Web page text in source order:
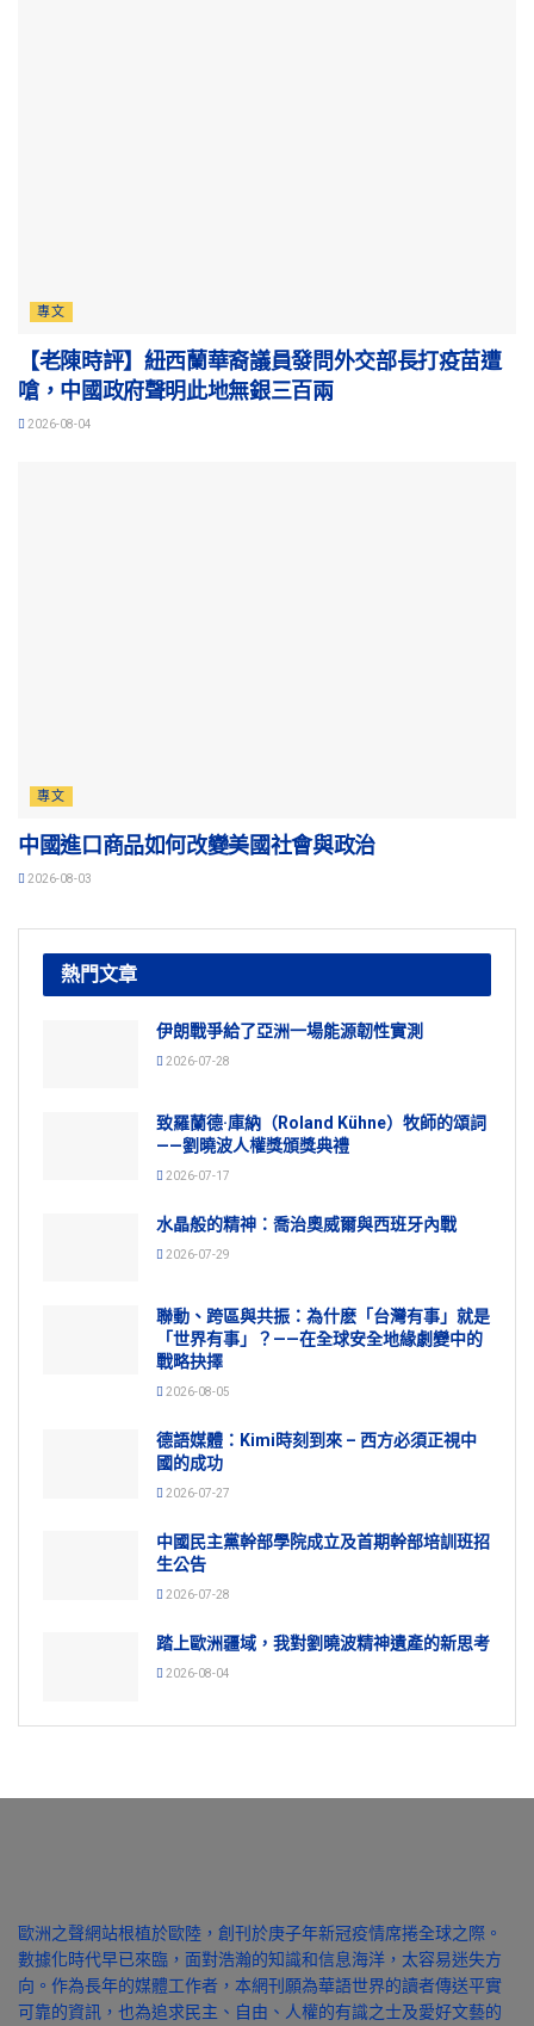
專文
【老陳時評】紐西蘭華裔議員發問外交部長打疫苗遭
嗆，中國政府聲明此地無銀三百兩
2026-08-04
專文
中國進口商品如何改變美國社會與政治
2026-08-03
熱門文章
伊朗戰爭給了亞洲一場能源韌性實測
2026-07-28
致羅蘭德·庫納（Roland Kühne）牧師的頌詞
——劉曉波人權獎頒獎典禮
2026-07-17
水晶般的精神：喬治奧威爾與西班牙內戰
2026-07-29
聯動、跨區與共振：為什麽「台灣有事」就是
「世界有事」？——在全球安全地緣劇變中的
戰略抉擇
2026-08-05
德語媒體：Kimi時刻到來 – 西方必須正視中
國的成功
2026-07-27
中國民主黨幹部學院成立及首期幹部培訓班招
生公告
2026-07-28
踏上歐洲疆域，我對劉曉波精神遺產的新思考
2026-08-04
歐洲之聲網站根植於歐陸，創刊於庚子年新冠疫情席捲全球之際。
數據化時代早已來臨，面對浩瀚的知識和信息海洋，太容易迷失方
向。作為長年的媒體工作者，本網刊願為華語世界的讀者傳送平實
可靠的資訊，也為追求民主、自由、人權的有識之士及愛好文藝的